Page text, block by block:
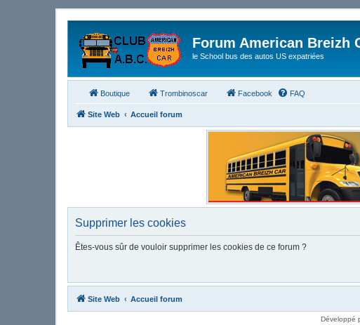
Forum American Breizh
le School bus des autos US expatriées
Boutique Trombinoscar Facebook FAQ
Site Web Accueil forum
Supprimer les cookies
Êtes-vous sûr de vouloir supprimer les cookies de ce forum ?
Site Web Accueil forum
Développé